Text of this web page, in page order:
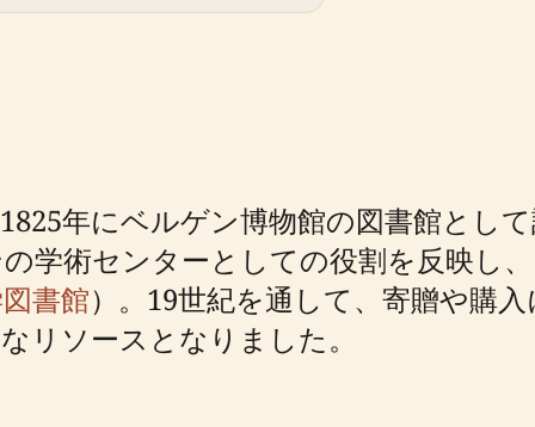
年にベルゲン博物館の図書館とし
学術センターとしての役割を反映し
書館）。19世紀を通して、寄贈や購
リソースとなりました。